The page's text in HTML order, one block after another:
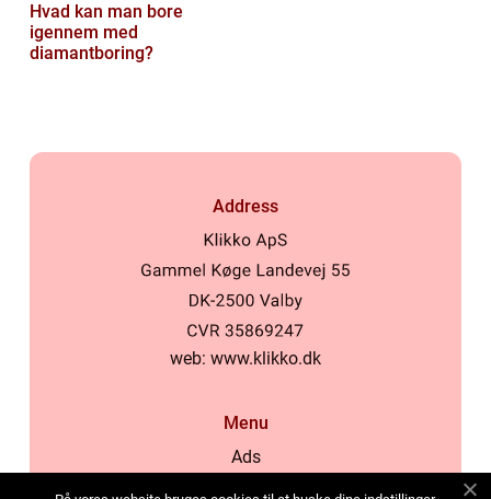
Hvad kan man bore
igennem med
diamantboring?
Address
web: www.klikko.dk
Menu
Ads